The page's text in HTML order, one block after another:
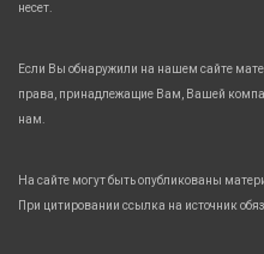
несет.
Если Вы обнаружили на нашем сайте
права, принадлежащие Вам, Вашей
нам.
На сайте могут быть опубликованы
При цитировании ссылка на источник